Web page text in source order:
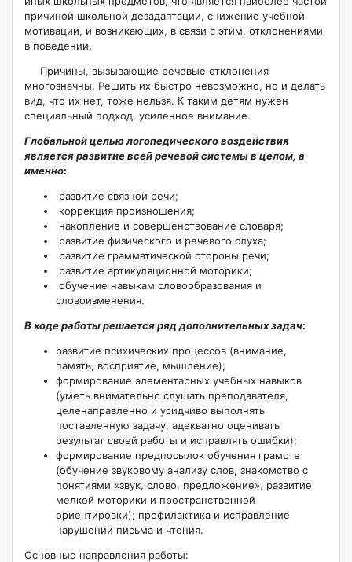
причиной школьной дезадаптации, снижение учебной
мотивации, и возникающих, в связи с этим, отклонениями
в поведении.
Причины, вызывающие речевые отклонения
многозначны. Решить их быстро невозможно, но и делать
вид, что их нет, тоже нельзя. К таким детям нужен
специальный подход, усиленное внимание.
Глобальной целью логопедического воздействия
является развитие всей речевой системы в целом, а
именно:
развитие связной речи;
коррекция произношения;
накопление и совершенствование словаря;
развитие физического и речевого слуха;
развитие грамматической стороны речи;
развитие артикуляционной моторики;
обучение навыкам словообразования и
словоизменения.
В ходе работы решается ряд дополнительных задач:
развитие психических процессов (внимание,
память, восприятие, мышление);
формирование элементарных учебных навыков
(уметь внимательно слушать преподавателя,
целенаправленно и усидчиво выполнять
поставленную задачу, адекватно оценивать
результат своей работы и исправлять ошибки);
формирование предпосылок обучения грамоте
(обучение звуковому анализу слов, знакомство с
понятиями «звук, слово, предложение», развитие
мелкой моторики и пространственной
ориентировки); профилактика и исправление
нарушений письма и чтения.
Основные направления работы: